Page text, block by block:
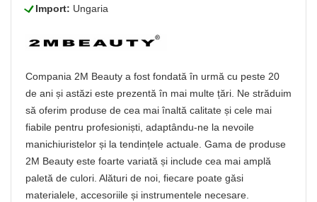
LImport: Ungaria
Compania 2M Beauty a fost fondată în urmă cu peste 20
de ani și astăzi este prezentă în mai multe țări. Ne străduim
să oferim produse de cea mai înaltă calitate și cele mai
fiabile pentru profesioniști, adaptându-ne la nevoile
manichiuristelor și la tendințele actuale. Gama de produse
2M Beauty este foarte variată și include cea mai amplă
paletă de culori. Alături de noi, fiecare poate găsi
materialele, accesoriile și instrumentele necesare.